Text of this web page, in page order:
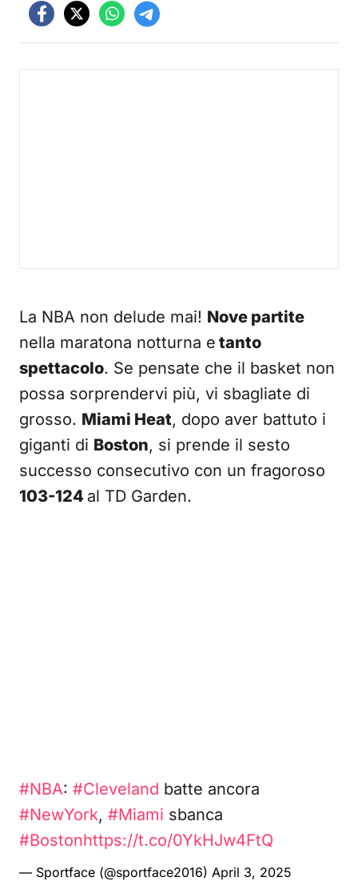
La NBA non delude mai! Nove partite
nella maratona notturna e tanto
spettacolo. Se pensate che il basket non
possa sorprendervi più, vi sbagliate di
grosso. Miami Heat, dopo aver battuto i
giganti di Boston, si prende il sesto
successo consecutivo con un fragoroso
103-124 al TD Garden.
#NBA: #Cleveland batte ancora
#NewYork, #Miami sbanca
#Bostonhttps://t.co/0YkHJw4FtQ
— Sportface (@sportface2016) April 3, 2025